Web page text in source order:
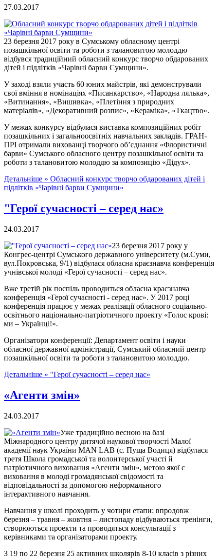
27.03.2017
23 березня 2017 року в Сумському обласному центрі
позашкільної освіти та роботи з талановитою молоддю
відбувся традиційний обласний конкурс творчо обдарованих
дітей і підлітків «Чарівні барви Сумщини».
У заході взяли участь 60 юних майстрів, які демонстрували
свої вміння в номінаціях «Писанкарство», «Народна лялька»,
«Витинання», «Вишивка», «Плетіння з природних
матеріалів», «Декоративний розпис», «Кераміка», «Ткацтво».
У межах конкурсу відбулася виставка композиційних робіт
позашкільних і загальноосвітніх навчальних закладів. ГРАН-
ПРІ отримали вихованці творчого об’єднання «Флористичні
барви» Сумського обласного центру позашкільної освіти та
роботи з талановитою молоддю за композицію «Дідух».
Детальніше » Обласний конкурс творчо обдарованих дітей і
підлітків «Чарівні барви Сумщини»
"Герої сучасності – серед нас»
24.03.2017
23 березня 2017 року у
Конгрес-центрі Сумського державного університету (м.Суми,
вул.Покровська, 9/1) відбулася обласна краєзнавча конференція
учнівської молоді «Герої сучасності – серед нас».
Вже третій рік поспіль проводиться обласна краєзнавча
конференція «Герої сучасності - серед нас». У 2017 році
конференція працює у межах реалізації обласного соціально-
освітнього національно-патріотичного проекту «Голос крові:
ми – Українці!».
Організатори конференції: Департамент освіти і науки
обласної державної адміністрації, Сумський обласний центр
позашкільної освіти та роботи з талановитою молоддю.
Детальніше » "Герої сучасності – серед нас»
«Агенти змін»
24.03.2017
Уже традиційно весною на базі
Міжнародного центру дитячої наукової творчості Малої
академії наук України MAN LAB (с. Пуща Водиця) відбулася
третя Школа громадської та волонтерської участі й
патріотичного виховання «Агенти змін», метою якої є
виховання в молоді громадянської свідомості та
відповідальності за допомогою неформального
інтерактивного навчання.
Навчання у школі проходить у чотири етапи: впродовж
березня – травня – жовтня – листопаду відбуваються тренінги,
створюються проекти та проводяться консультації з
керівниками та організаторами проекту.
З 19 по 22 березня 25 активних школярів 8-10 класів з різних